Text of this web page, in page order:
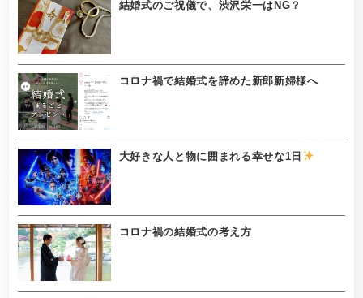
結婚式のご祝儀で、渋沢栄一はNG？
コロナ禍で結婚式を諦めた新郎新婦様へ
大好きな人と物に囲まれる幸せな1日
コロナ禍の結婚式の考え方